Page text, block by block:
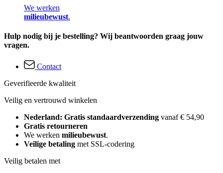
We werken
milieubewust.
Hulp nodig bij je bestelling? Wij beantwoorden graag jouw
vragen.
Contact
Geverifieerde kwaliteit
Veilig en vertrouwd winkelen
Nederland: Gratis standaardverzending vanaf € 54,90
Gratis retourneren
We werken milieubewust.
Veilige betaling met SSL-codering
Veilig betalen met